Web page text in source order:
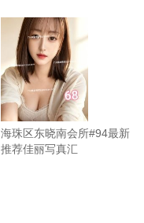
费）
海珠区东晓南会所#94最新
推荐佳丽写真汇